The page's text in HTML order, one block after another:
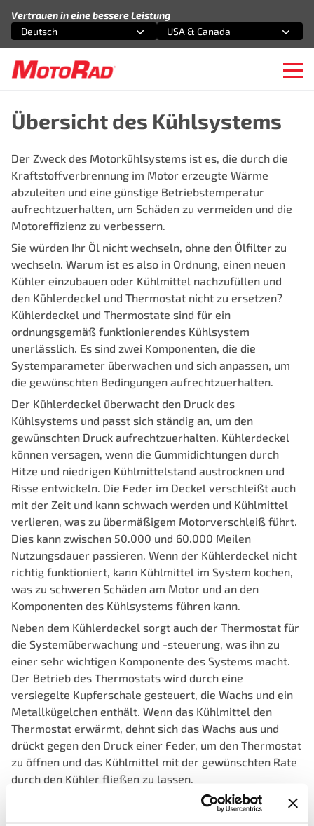
Vertrauen in eine bessere Leistung
Wählen Sie eine Option
Deutsch
Wählen Sie eine Option
USA & Canada
Übersicht des Kühlsystems
Der Zweck des Motorkühlsystems ist es, die durch die
Kraftstoffverbrennung im Motor erzeugte Wärme
abzuleiten und eine günstige Betriebstemperatur
aufrechtzuerhalten, um Schäden zu vermeiden und die
Motoreffizienz zu verbessern.
Sie würden Ihr Öl nicht wechseln, ohne den Ölfilter zu
wechseln. Warum ist es also in Ordnung, einen neuen
Kühler einzubauen oder Kühlmittel nachzufüllen und
den Kühlerdeckel und Thermostat nicht zu ersetzen?
Kühlerdeckel und Thermostate sind für ein
ordnungsgemäß funktionierendes Kühlsystem
unerlässlich. Es sind zwei Komponenten, die die
Systemparameter überwachen und sich anpassen, um
die gewünschten Bedingungen aufrechtzuerhalten.
Der Kühlerdeckel überwacht den Druck des
Kühlsystems und passt sich ständig an, um den
gewünschten Druck aufrechtzuerhalten. Kühlerdeckel
können versagen, wenn die Gummidichtungen durch
Hitze und niedrigen Kühlmittelstand austrocknen und
Risse entwickeln. Die Feder im Deckel verschleißt auch
mit der Zeit und kann schwach werden und Kühlmittel
verlieren, was zu übermäßigem Motorverschleiß führt.
Dies kann zwischen 50.000 und 60.000 Meilen
Nutzungsdauer passieren. Wenn der Kühlerdeckel nicht
richtig funktioniert, kann Kühlmittel im System kochen,
was zu schweren Schäden am Motor und an den
Komponenten des Kühlsystems führen kann.
Neben dem Kühlerdeckel sorgt auch der Thermostat für
die Systemüberwachung und -steuerung, was ihn zu
einer sehr wichtigen Komponente des Systems macht.
Der Betrieb des Thermostats wird durch eine
versiegelte Kupferschale gesteuert, die Wachs und ein
Metallkügelchen enthält. Wenn das Kühlmittel den
Thermostat erwärmt, dehnt sich das Wachs aus und
drückt gegen den Druck einer Feder, um den Thermostat
zu öffnen und das Kühlmittel mit der gewünschten Rate
durch den Kühler fließen zu lassen.
Kühlsysteme in heutigen Fahrzeugen werden immer
komplexer, da Autohersteller gelernt haben, dass sie die